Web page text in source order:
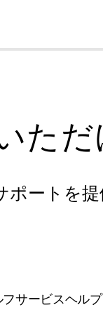
た
ートを提
サービスヘル